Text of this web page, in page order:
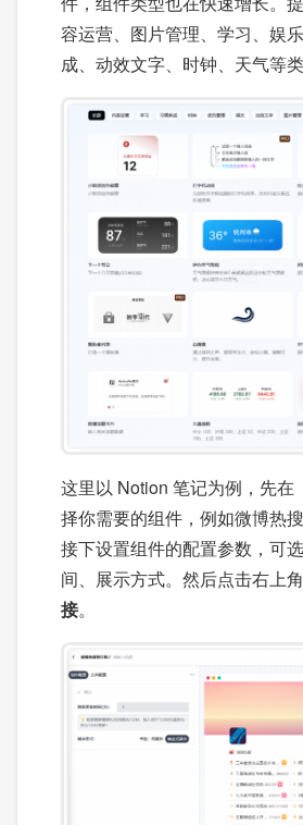
容运营、图片管理、学习、娱
成、动效文字、时钟、天气等类
这里以 Notion 笔记为例，先在
择你需要的组件，例如微博热
接下设置组件的配置参数，可
间、展示方式。然后点击右上
接。